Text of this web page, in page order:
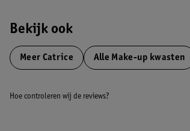
Bekijk ook
Meer Catrice Alle Make-up kwasten
Hoe controleren wij de reviews?